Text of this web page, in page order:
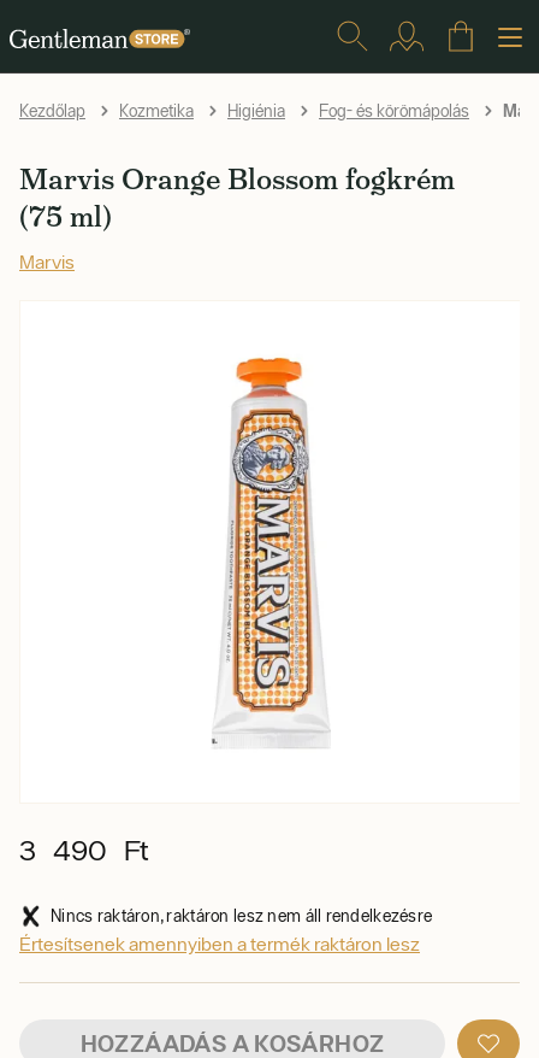
Kezdőlap Kozmetika Higiénia Fog- és körömápolás
Marvis Orange Blossom fogkrém
(75 ml)
Marvis
3 490 Ft
Nincs raktáron, raktáron lesz nem áll rendelkezésre
Értesítsenek amennyiben a termék raktáron lesz
HOZZÁADÁS A KOSÁRHOZ